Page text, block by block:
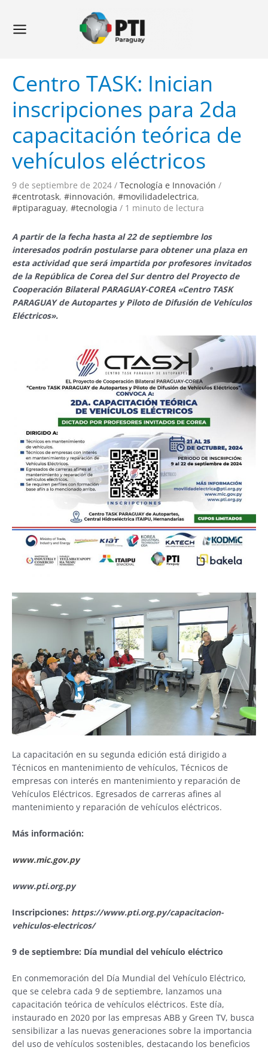
contenido
Menu
Centro TASK: Inician
inscripciones para 2da
capacitación teórica de
vehículos eléctricos
9 de septiembre de 2024 / Tecnología e Innovación /
#centrotask, #innovación, #movilidadelectrica,
#ptiparaguay, #tecnologia / 1 minuto de lectura
A partir de la fecha hasta al 22 de septiembre los
interesados podrán postularse para obtener una plaza en
esta actividad que será impartida por profesores invitados
de la República de Corea del Sur dentro del Proyecto de
Cooperación Bilateral PARAGUAY-COREA «Centro TASK
PARAGUAY de Autopartes y Piloto de Difusión de Vehículos
Eléctricos».
La capacitación en su segunda edición está dirigido a
Técnicos en mantenimiento de vehículos, Técnicos de
empresas con interés en mantenimiento y reparación de
Vehículos Eléctricos. Egresados de carreras afines al
mantenimiento y reparación de vehículos eléctricos.
Más información:
www.mic.gov.py
www.pti.org.py
Inscripciones: https://www.pti.org.py/capacitacion-
vehiculos-electricos/
9 de septiembre: Día mundial del vehículo eléctrico
En conmemoración del Día Mundial del Vehículo Eléctrico,
que se celebra cada 9 de septiembre, lanzamos una
capacitación teórica de vehículos eléctricos. Este día,
instaurado en 2020 por las empresas ABB y Green TV, busca
sensibilizar a las nuevas generaciones sobre la importancia
del uso de vehículos sostenibles, destacando los beneficios
entradas